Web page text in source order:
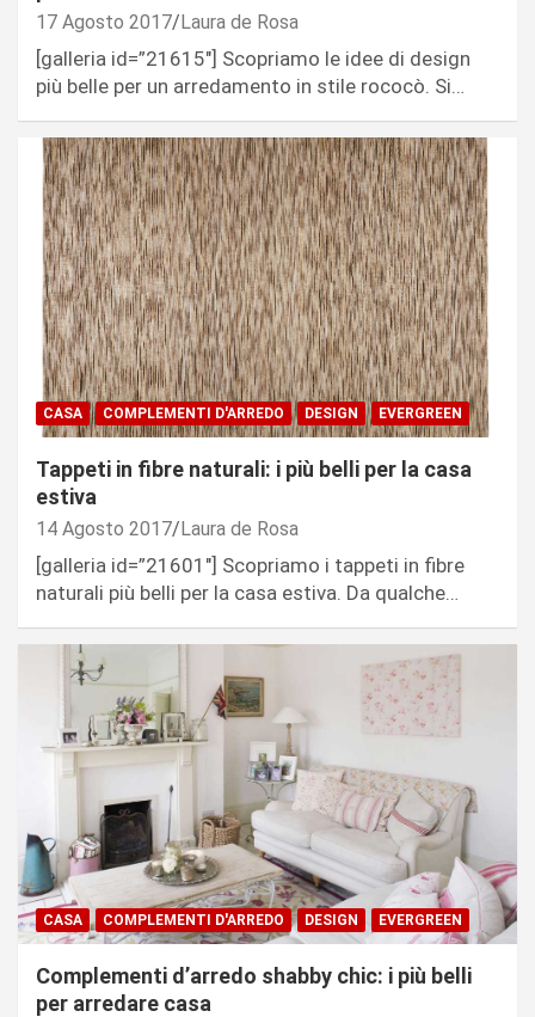
17 Agosto 2017 Laura de Rosa
[galleria id=”21615″] Scopriamo le idee di design
più belle per un arredamento in stile rococò. Si…
CASA COMPLEMENTI D'ARREDO DESIGN EVERGREEN
Tappeti in fibre naturali: i più belli per la casa
estiva
14 Agosto 2017 Laura de Rosa
[galleria id=”21601″] Scopriamo i tappeti in fibre
naturali più belli per la casa estiva. Da qualche…
CASA COMPLEMENTI D'ARREDO DESIGN EVERGREEN
Complementi d’arredo shabby chic: i più belli
per arredare casa